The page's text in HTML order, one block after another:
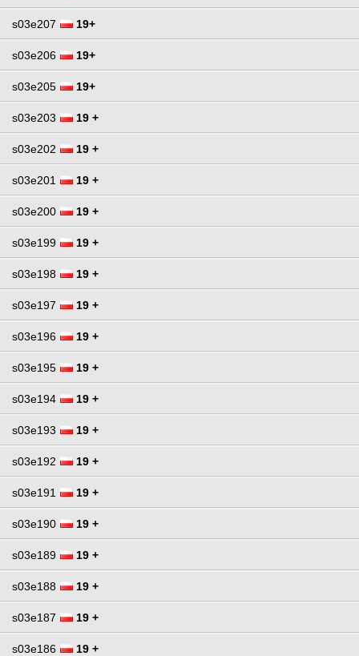
s03e207 19+
s03e206 19+
s03e205 19+
s03e203 19 +
s03e202 19 +
s03e201 19 +
s03e200 19 +
s03e199 19 +
s03e198 19 +
s03e197 19 +
s03e196 19 +
s03e195 19 +
s03e194 19 +
s03e193 19 +
s03e192 19 +
s03e191 19 +
s03e190 19 +
s03e189 19 +
s03e188 19 +
s03e187 19 +
s03e186 19 +